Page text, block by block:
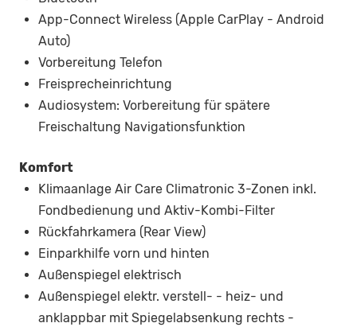
App-Connect Wireless (Apple CarPlay - Android
Auto)
Vorbereitung Telefon
Freisprecheinrichtung
Audiosystem: Vorbereitung für spätere
Freischaltung Navigationsfunktion
Komfort
Klimaanlage Air Care Climatronic 3-Zonen inkl.
Fondbedienung und Aktiv-Kombi-Filter
Rückfahrkamera (Rear View)
Einparkhilfe vorn und hinten
Außenspiegel elektrisch
Außenspiegel elektr. verstell- - heiz- und
anklappbar mit Spiegelabsenkung rechts -